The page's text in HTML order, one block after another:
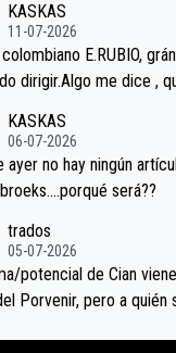
casi sin pedalear, luego
la mano de una
toques en el
abarca poco aprieta,
con calzador en
complicar el tour.
KASKAS
11-07-2026
E.RUBIO,
n sabido
KASKAS
06-07-2026
ayer no hay ningún
será??
trados
05-07-2026
potencial de Cian
Porvenir, pero a